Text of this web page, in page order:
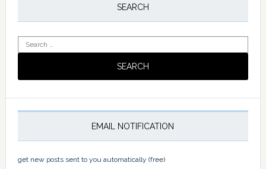
SEARCH
for:
EMAIL NOTIFICATION
get new posts sent to you automatically (free)